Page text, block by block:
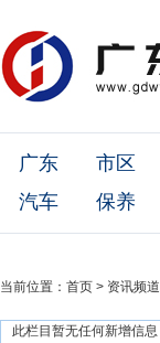
广东 市区
汽车
保养
当前位置： 首页 > 资讯频道
此栏目暂无任何新增信息